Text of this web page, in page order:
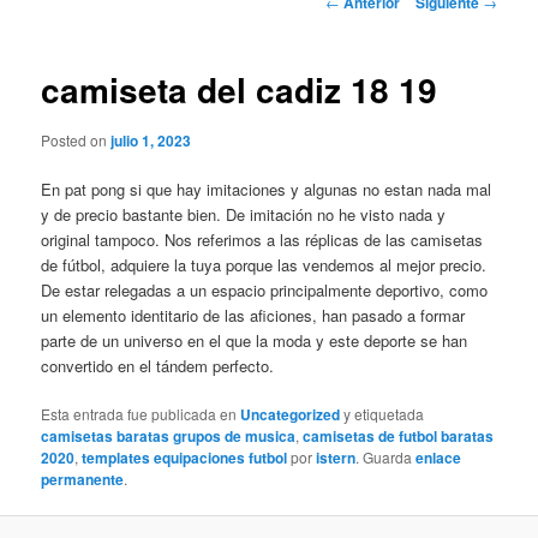
camiseta del cadiz 18 19
Posted onjulio 1, 2023
En pat pong si que hay imitaciones y algunas no estan nada mal
y de precio bastante bien. De imitación no he visto nada y
original tampoco. Nos referimos a las réplicas de las camisetas
de fútbol, adquiere la tuya porque las vendemos al mejor precio.
De estar relegadas a un espacio principalmente deportivo, como
un elemento identitario de las aficiones, han pasado a formar
parte de un universo en el que la moda y este deporte se han
convertido en el tándem perfecto.
Esta entrada fue publicada en Uncategorizedy etiquetada
camisetas baratas grupos de musica,camisetas de futbol baratas
2020,templates equipaciones futbolporistern. Guardaenlace
permanente.